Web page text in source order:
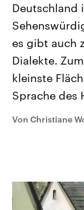
Landtagswahl
2026
Alle
Sachsen-Anhalt
September 2026
Landtag. Seit
Bundesland von
CDU, SPD und
Umfragen,
und Kandidaten
Deutschland
es gibt auch
Dialekte.
kleinste
Sprache des
Von Christiane